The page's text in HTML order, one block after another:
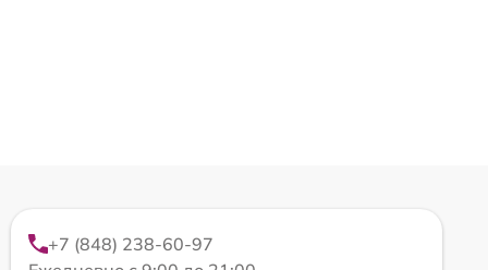
+7 (848) 238-60-97